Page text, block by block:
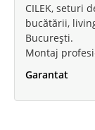
CILEK, seturi
bucătării,
București.
Montaj
Garantat